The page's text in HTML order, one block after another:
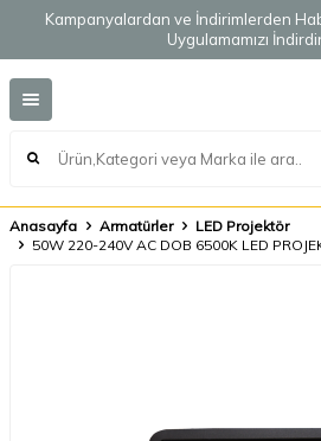
Kampanyalardan ve İndirimlerden
Uygulamamızı
Anasayfa Armatürler
LED Projektör
50W 220-240V AC DOB 6500K LED